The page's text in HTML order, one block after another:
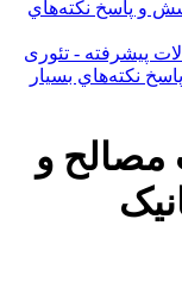
پيشرفته - تئوری
نكته‌هاي بسيار
مصالح و